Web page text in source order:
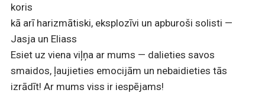
koris
kā arī harizmātiski, eksplozīvi un apburoši solisti —
Jasja un Eliass
Esiet uz viena viļņa ar mums — dalieties savos
smaidos, ļaujieties emocijām un nebaidieties tās
izrādīt! Ar mums viss ir iespējams!